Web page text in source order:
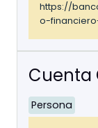
https://
o-
Cuenta
Persona